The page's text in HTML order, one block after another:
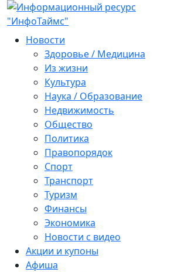
Новости
Здоровье / Медицина
Из жизни
Культура
Наука / Образование
Недвижимость
Общество
Политика
Правопорядок
Спорт
Транспорт
Туризм
Финансы
Экономика
Новости с видео
Акции и купоны
Афиша